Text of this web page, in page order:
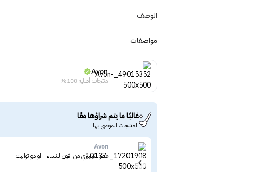
الوصف
مواصفات
Avon
منتجات أصلية 100%
غالبًا ما يتم شراؤها معًا
المنتجات الموصى بها
Avon
عطر سيليبري من افون للنساء - او دو تواليت